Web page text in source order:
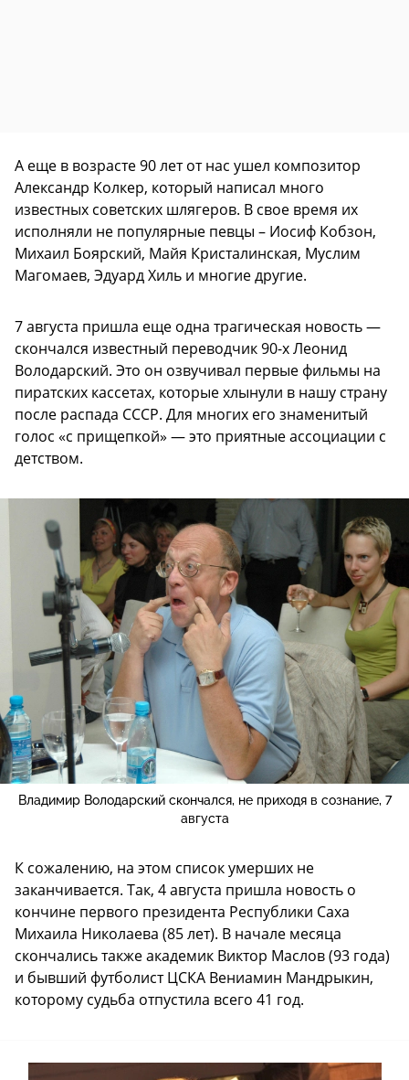
А еще в возрасте 90 лет от нас ушел композитор
Александр Колкер, который написал много
известных советских шлягеров. В свое время их
исполняли не популярные певцы – Иосиф Кобзон,
Михаил Боярский, Майя Кристалинская, Муслим
Магомаев, Эдуард Хиль и многие другие.
7 августа пришла еще одна трагическая новость —
скончался известный переводчик 90-х Леонид
Володарский. Это он озвучивал первые фильмы на
пиратских кассетах, которые хлынули в нашу страну
после распада СССР. Для многих его знаменитый
голос «с прищепкой» — это приятные ассоциации с
детством.
Владимир Володарский скончался, не приходя в сознание, 7
августа
К сожалению, на этом список умерших не
заканчивается. Так, 4 августа пришла новость о
кончине первого президента Республики Саха
Михаила Николаева (85 лет). В начале месяца
скончались также академик Виктор Маслов (93 года)
и бывший футболист ЦСКА Вениамин Мандрыкин,
которому судьба отпустила всего 41 год.